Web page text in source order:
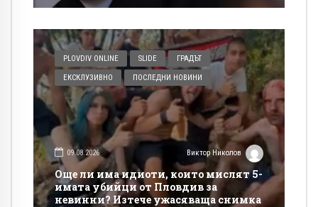
PLOVDIV ONLINE SLIDE ГРАДЪТ
ЕКСКЛУЗИВНО ПОСЛЕДНИ НОВИНИ
09.08.2026 Виктор Николов
Още ли има идиоти, които мислят 5-
имата убийци от Пловдив за
невинни? Изтече ужасяваща снимка